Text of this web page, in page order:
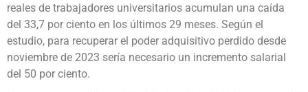
reales de trabajadores universitarios acumulan una caída
del 33,7 por ciento en los últimos 29 meses. Según el
estudio, para recuperar el poder adquisitivo perdido desde
noviembre de 2023 sería necesario un incremento salarial
del 50 por ciento.